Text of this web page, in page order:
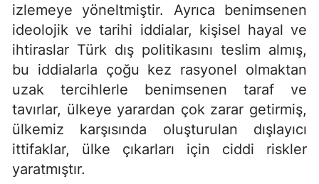
izlemeye yöneltmiştir. Ayrıca benimsenen
ideolojik ve tarihi iddialar, kişisel hayal ve
ihtiraslar Türk dış politikasını teslim almış,
bu iddialarla çoğu kez rasyonel olmaktan
uzak tercihlerle benimsenen taraf ve
tavırlar, ülkeye yarardan çok zarar getirmiş,
ülkemiz karşısında oluşturulan dışlayıcı
ittifaklar, ülke çıkarları için ciddi riskler
yaratmıştır.